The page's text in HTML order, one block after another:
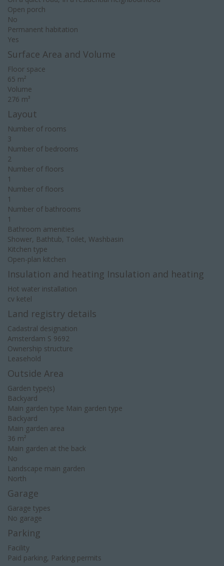
Open porch
No
Permanent habitation
Yes
Surface Area and Volume
Floor space
65 m²
Volume
276 m³
Layout
Number of rooms
3
Number of bedrooms
2
Number of floors
1
Number of floors
1
Number of bathrooms
1
Bathroom amenities
Shower, Bathtub, Toilet, Washbasin
Kitchen type
Open-plan kitchen
Insulation and heating Insulation and heating
Hot water installation
cv ketel
Land registry details
Cadastral designation
Amsterdam S 9692
Ownership structure
Leasehold
Outside Area
Garden type(s)
Backyard
Main garden type Main garden type
Backyard
Main garden area
36 m²
Main garden at the back
No
Landscape main garden
North
Garage
Garage types
No garage
Parking
Facility
Paid parking, Parking permits